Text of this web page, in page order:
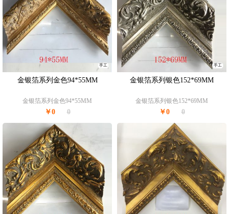
手工
金银箔系列金色94*55MM
金银箔系列金色94*55MM
￥0 0
手工
金银箔系列银色152*69MM
金银箔系列银色152*69MM
￥0 0